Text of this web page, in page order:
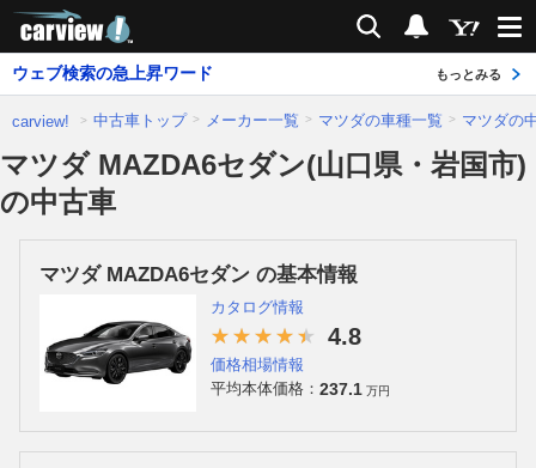
検索 通知
ウェブ検索の急上昇ワード もっとみる
carview! 中古車トップ メーカー一覧 マツダの車種一覧 マツダの
マツダ MAZDA6セダン(山口県・岩国市)
の中古車
マツダ MAZDA6セダン の基本情報
カタログ情報
4.8
価格相場情報
平均本体価格： 237.1 万円